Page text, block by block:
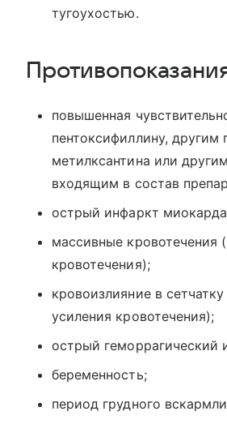
тугоухостью.
повышенная
пентоксифиллину, другим
метилксантина или
входящим в состав
острый инфаркт
массивные кровотечения
кровотечения);
кровоизлияние в сетчатку
усиления кровотечения);
острый геморрагический
беременность;
период грудного